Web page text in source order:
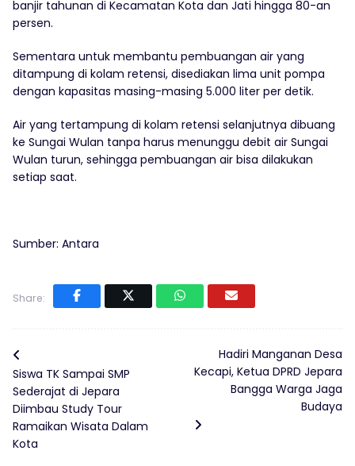
banjir tahunan di Kecamatan Kota dan Jati hingga 80-an
persen.
Sementara untuk membantu pembuangan air yang
ditampung di kolam retensi, disediakan lima unit pompa
dengan kapasitas masing-masing 5.000 liter per detik.
Air yang tertampung di kolam retensi selanjutnya dibuang
ke Sungai Wulan tanpa harus menunggu debit air Sungai
Wulan turun, sehingga pembuangan air bisa dilakukan
setiap saat.
Sumber: Antara
Share:
Siswa TK Sampai SMP
Sederajat di Jepara
Diimbau Study Tour
Ramaikan Wisata Dalam
Kota
Hadiri Manganan Desa
Kecapi, Ketua DPRD Jepara
Bangga Warga Jaga
Budaya